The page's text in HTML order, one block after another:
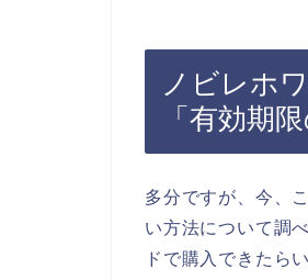
ノビレホ
「有効期
多分ですが、今、
い方法について調
ドで購入できたら